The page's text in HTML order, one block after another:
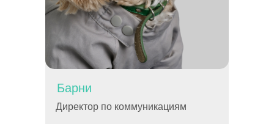
Барни
Директор по коммуникациям